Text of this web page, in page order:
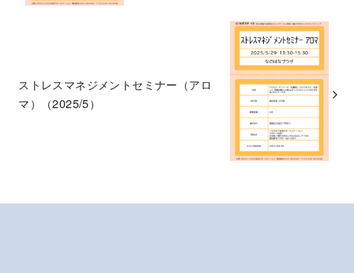
ストレスマネジメントセミナー（アロ
マ）（2025/5）